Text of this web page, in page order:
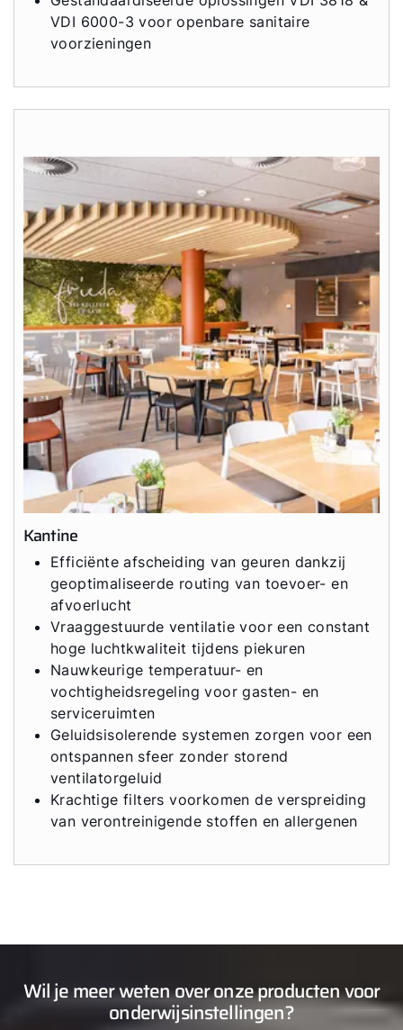
VDI 6000-3 voor openbare sanitaire
voorzieningen
Kantine
Efficiënte afscheiding van geuren dankzij
geoptimaliseerde routing van toevoer- en
afvoerlucht
Vraaggestuurde ventilatie voor een constant
hoge luchtkwaliteit tijdens piekuren
Nauwkeurige temperatuur- en
vochtigheidsregeling voor gasten- en
serviceruimten
Geluidsisolerende systemen zorgen voor een
ontspannen sfeer zonder storend
ventilatorgeluid
Krachtige filters voorkomen de verspreiding
van verontreinigende stoffen en allergenen
Wil je meer weten over onze producten voor
onderwijsinstellingen?